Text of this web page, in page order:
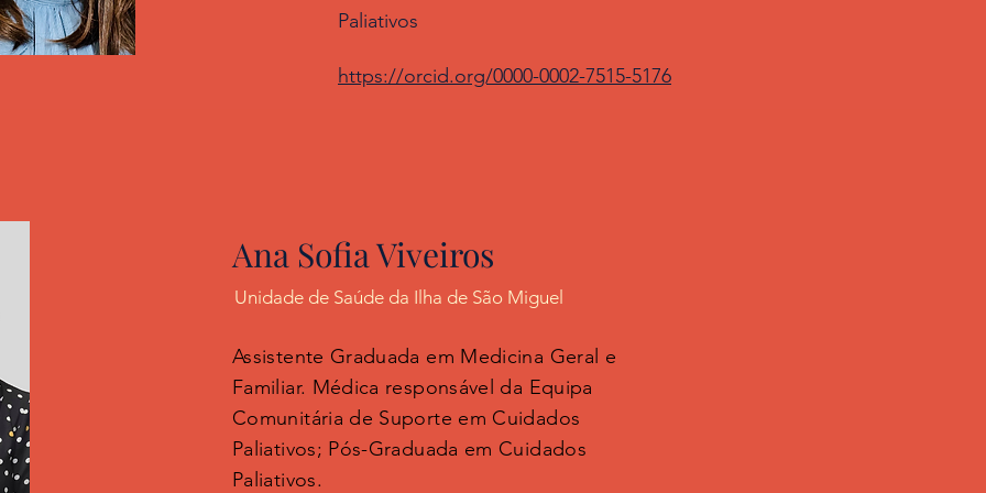
Ana Sofia Viveiros
Unidade de Saúde da Ilha de São Miguel
Assistente Graduada em Medicina Geral e
Familiar. Médica responsável da Equipa
Comunitária de Suporte em Cuidados
Paliativos; Pós-Graduada em Cuidados
Paliativos.
Paliativos
https://orcid.org/0000-0002-7515-5176